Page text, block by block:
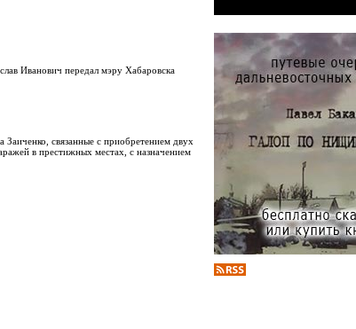
Иванович передал мэру Хабаровска
связанные с приобретением двух
в престижных местах, с назначением